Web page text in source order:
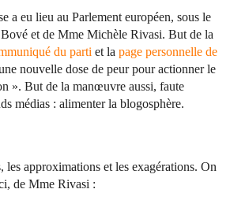
a eu lieu au Parlement européen, sous le
et de Mme Michèle Rivasi. But de la
du parti et la page personnelle de
nouvelle dose de peur pour actionner le
». But de la manœuvre aussi, faute
médias : alimenter la blogosphère.
les approximations et les exagérations. On
de Mme Rivasi :